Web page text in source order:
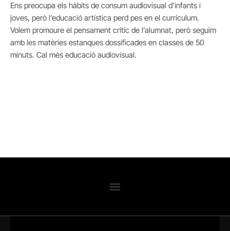
Ens preocupa els hàbits de consum audiovisual d’infants i
joves, però l’educació artística perd pes en el currículum.
Volem promoure el pensament crític de l’alumnat, però seguim
amb les matèries estanques dossificades en classes de 50
minuts. Cal més educació audiovisual.